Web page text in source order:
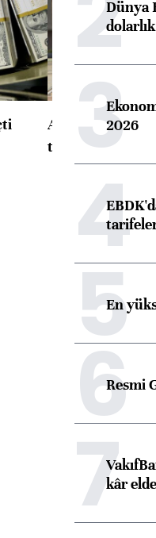
ABD'de konut
toparlandı
Dünya
3
2026
4
5
En
6
Resmi
7
kâr